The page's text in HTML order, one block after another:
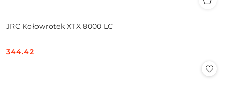
JRC Kołowrotek XTX 8000 LC
Cena:
344.42